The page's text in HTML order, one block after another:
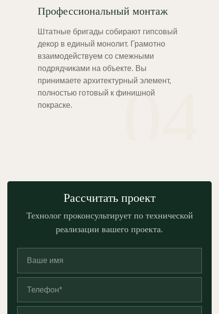
04
Профессиональный монтаж
Штатные бригады собирают гипсовый
декор в единый монолит. Грамотно
взаимодействуем со смежными
подрядчиками на объекте. Вы
принимаете архитектурный элемент,
полностью готовый к финишной
покраске.
Рассчитать проект
Технолог проконсультирует по технической
реализации вашего проекта.